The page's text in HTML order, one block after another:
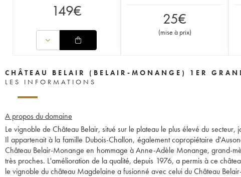
149€ 25€
(mise à prix)
CHÂTEAU BELAIR (BELAIR-MONANGE) 1ER
LES INFORMATIONS
A propos du domaine
Le vignoble de Château Belair, situé sur le plateau le plus élevé du
Il appartenait à la famille Dubois-Challon, également copropiétaire
Château Belair-Monange en hommage à Anne-Adèle Monange, grand-
très proches. L'amélioration de la qualité, depuis 1976, a permis à ce
le vignoble du château Magdelaine a fusionné avec celui du Château